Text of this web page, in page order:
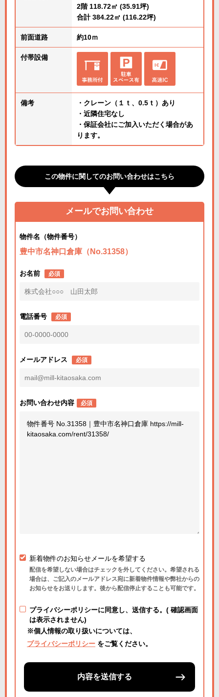
2階 118.72㎡ (35.91坪)
合計 384.22㎡ (116.22坪)
前面道路 約10ｍ
付帯設備
備考
・クレーン（１ｔ、0.5ｔ）あり
・近隣住宅なし
・保証会社にご加入いただく場合があ
ります。
この物件に関してのお問い合わせはこちら
メールでお問い合わせ
物件名（物件番号）
豊中市名神口倉庫（No.31358）
お名前 必須
電話番号 必須
メールアドレス 必須
お問い合わせ内容 必須
新着物件のお知らせメールを希望する
配信を希望しない場合はチェックを外してください。希望される
場合は、ご記入のメールアドレス宛に新着物件情報や弊社からの
お知らせをお送りします。後から配信停止することも可能です。
プライバシーポリシーに同意し、送信する。( 確認画面
は表示されません)
※個人情報の取り扱いについては、
プライバシーポリシー をご覧ください。
内容を送信する